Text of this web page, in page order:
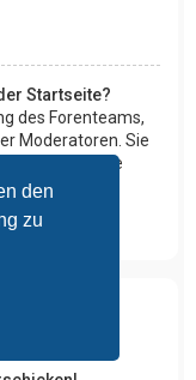
den
zu
Startseite?
des Forenteams,
Moderatoren. Sie
die Foren, die